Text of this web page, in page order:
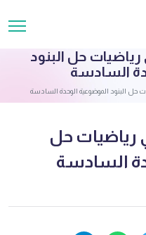
حل البنود
السادسة
حل البنود الموضوعية الوحدة السادسة
رياضيات حل
السادسة